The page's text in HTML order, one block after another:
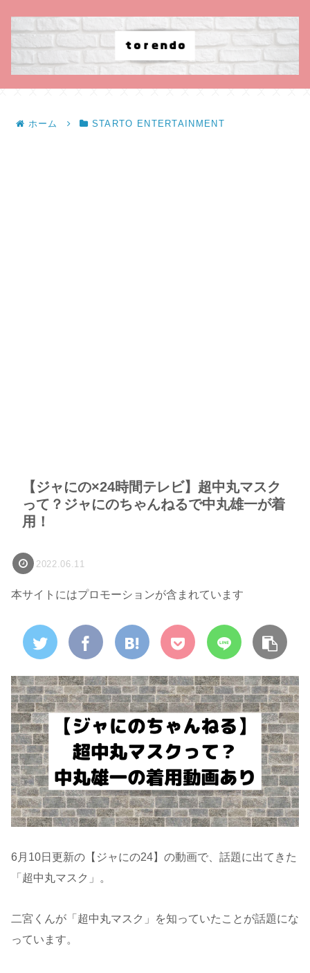
ホーム STARTO ENTERTAINMENT
【ジャにの×24時間テレビ】超中丸マスク
って？ジャにのちゃんねるで中丸雄一が着
用！
2022.06.11
本サイトにはプロモーションが含まれています
6月10日更新の【ジャにの24】の動画で、話題に出てきた
「超中丸マスク」。
二宮くんが「超中丸マスク」を知っていたことが話題にな
っています。